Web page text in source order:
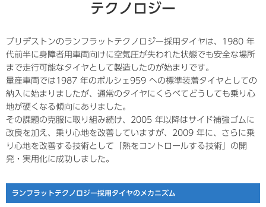
テクノロジー
ブリヂストンのランフラットテクノロジー採用タイヤは、1980 年
代前半に身障者用車両向けに空気圧が失われた状態でも安全な場所
まで走行可能なタイヤとして製造したのが始まりです。
量産車両では1987 年のポルシェ959 への標準装着タイヤとしての
納入に始まりましたが、通常のタイヤにくらべてどうしても乗り心
地が硬くなる傾向にありました。
その課題の克服に取り組み続け、2005 年以降はサイド補強ゴムに
改良を加え、乗り心地を改善していますが、2009 年に、さらに乗
り心地を改善する技術として「熱をコントロールする技術」の開
発・実用化に成功しました。
ランフラットテクノロジー採用タイヤのメカニズム